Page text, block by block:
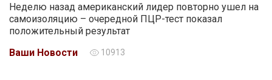
Неделю назад американский лидер повторно ушел на
самоизоляцию – очередной ПЦР-тест показал
положительный результат
Ваши Новости
10913